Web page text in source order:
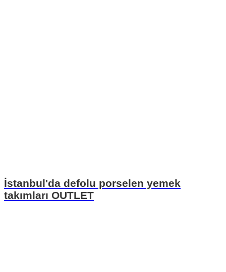
İstanbul'da defolu porselen yemek
takımları OUTLET